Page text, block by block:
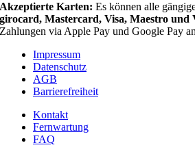
Akzeptierte Karten: Es können alle
girocard, Mastercard, Visa, Maestro und
Zahlungen via Apple Pay und Google Pay
Impressum
Datenschutz
AGB
Barrierefreiheit
Kontakt
Fernwartung
FAQ